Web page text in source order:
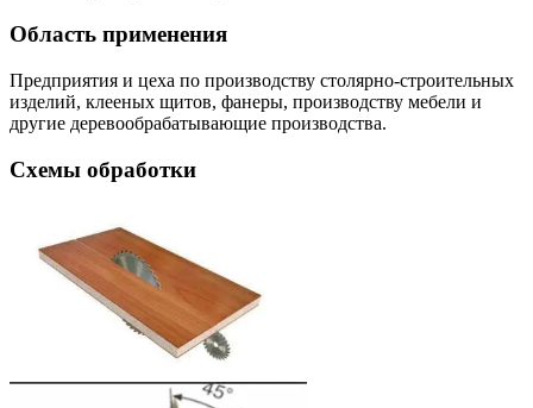
Область применения
Предприятия и цеха по производству столярно-строительных
изделий, клееных щитов, фанеры, производству мебели и
другие деревообрабатывающие производства.
Схемы обработки